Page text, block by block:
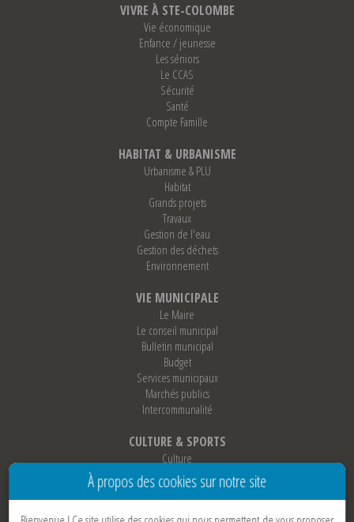
VIVRE À STE-COLOMBE
Vie économique
Enfance / jeunesse
Les séniors
Le CCAS
Sécurité
Santé
Compte Famille
HABITAT & URBANISME
Urbanisme & PLU
Habitat
Grands projets
Travaux
Gestion de l'eau
Gestion des déchets
Environnement
VIE MUNICIPALE
Le Maire
Le conseil municipal
Bulletin municipal
Budget
Services municipaux
Marchés publics
Intercommunalité
CULTURE & SPORTS
Culture
Sports
Loisirs
Associations
À propos des cookies sur notre site